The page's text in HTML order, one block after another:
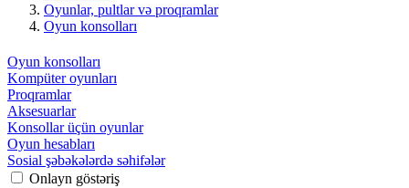
Oyunlar, pultlar və proqramlar
Oyun konsolları
Oyun konsolları
Kompüter oyunları
Proqramlar
Aksesuarlar
Konsollar üçün oyunlar
Oyun hesabları
Sosial şəbəkələrdə səhifələr
Onlayn göstəriş